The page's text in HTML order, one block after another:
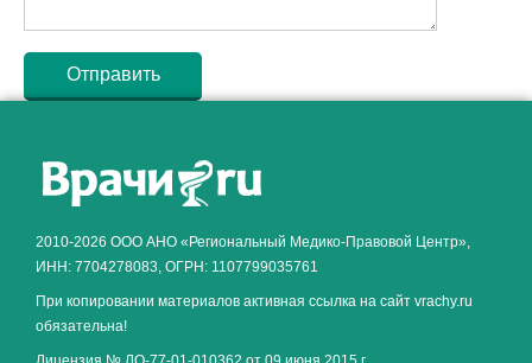
2010-2026 ООО АНО «Региональный Медико-Правовой Центр»,
ИНН: 7704278083, ОГРН: 1107799035761
При копировании материалов активная ссылка на сайт vrachy.ru
обязательна!